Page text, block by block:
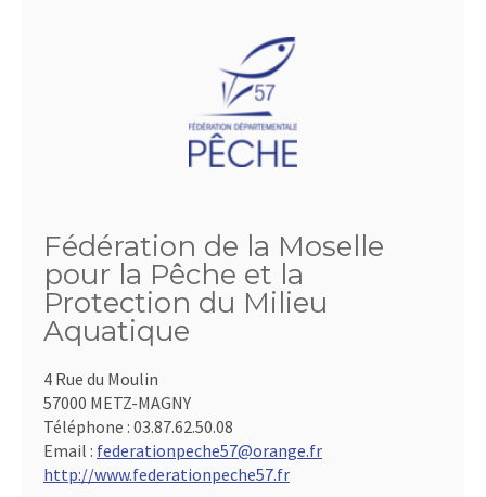
Fédération de la Moselle
pour la Pêche et la
Protection du Milieu
Aquatique
4 Rue du Moulin
57000 METZ-MAGNY
Téléphone : 03.87.62.50.08
Email : federationpeche57@orange.fr
http://www.federationpeche57.fr